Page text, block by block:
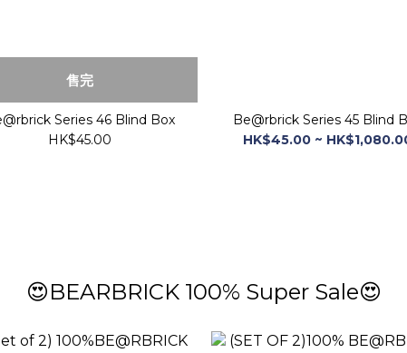
售完
Be@rbrick Series 46 Blind Box
HK$45.00
Be@rbrick Series 45 Blind
HK$45.00 ~
😍BEARBRICK 100% Super Sale😍